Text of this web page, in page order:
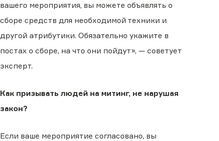
вашего мероприятия, вы можете объявлять о
сборе средств для необходимой техники и
другой атрибутики. Обязательно укажите в
постах о сборе, на что они пойдут», — советует
эксперт.
Как призывать людей на митинг, не нарушая
закон?
Если ваше мероприятие согласовано, вы